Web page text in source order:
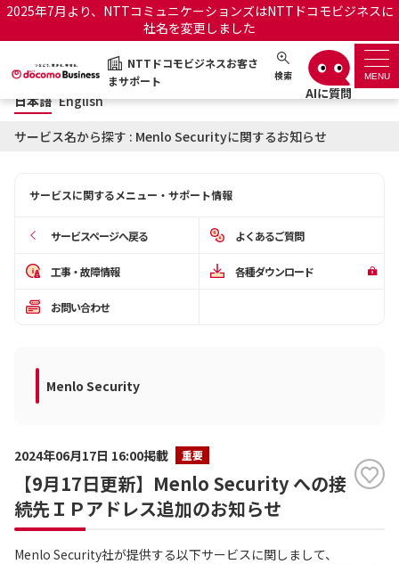
2025年7月より、NTTコミュニケーションズはNTTドコモビジネスに
社名を変更しました
NTTドコモビジネスお客さ
まサポート
検索 MENU
NTTドコモビジネスお客さまサポート 日本語 English
サポートトップ
お知らせ サポートサイトの使い方
OCNのお客さまはこちら
日本語 English
サービス名から探す : Menlo Securityに関するお知らせ
サービスに関するメニュー・サポート情報
サービスページへ戻る よくあるご質問
工事・故障情報 各種ダウンロード
お問い合わせ
Menlo Security
2024年06月17日 16:00掲載 重要
【9月17日更新】Menlo Security への接
続先ＩＰアドレス追加のお知らせ
Menlo Security社が提供する以下サービスに関しまして、